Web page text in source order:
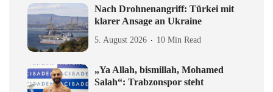
Nach Drohnenangriff: Türkei mit
klarer Ansage an Ukraine
5. August 2026 10 Min Read
„Ya Allah, bismillah, Mohamed
Salah“: Trabzonspor steht